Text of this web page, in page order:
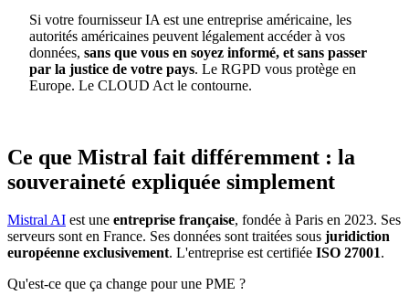
Si votre fournisseur IA est une entreprise américaine, les
autorités américaines peuvent légalement accéder à vos
données, sans que vous en soyez informé, et sans passer
par la justice de votre pays. Le RGPD vous protège en
Europe. Le CLOUD Act le contourne.
Ce que Mistral fait différemment : la
souveraineté expliquée simplement
Mistral AI est une entreprise française, fondée à Paris en 2023. Ses
serveurs sont en France. Ses données sont traitées sous juridiction
européenne exclusivement. L'entreprise est certifiée ISO 27001.
Qu'est-ce que ça change pour une PME ?